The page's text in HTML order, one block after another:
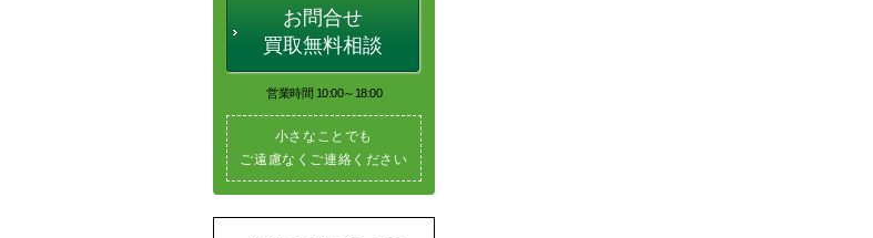
お問合せ
買取無料相談
営業時間 10:00～18:00
小さなことでも
ご遠慮なくご連絡ください